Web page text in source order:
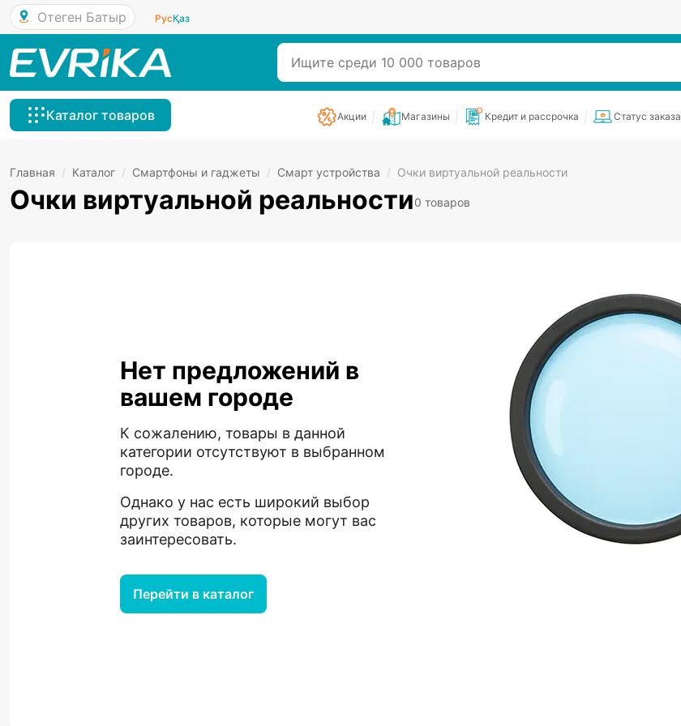
Отеген Батыр РусҚаз
Каталог товаров Акции Магазины Кредит и рассрочка Статус заказа
Главная / Каталог / Смартфоны и гаджеты / Смарт устройства / Очки виртуальной реальности
Очки виртуальной реальности0 товаров
Нет предложений в
вашем городе
К сожалению, товары в данной
категории отсутствуют в выбранном
городе.
Однако у нас есть широкий выбор
других товаров, которые могут вас
заинтересовать.
Перейти в каталог